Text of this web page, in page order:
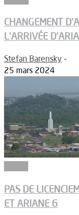
CHANGEMENT
L’ARRIVÉE
Stefan Barensky -
25 mars 2024
PAS DE
ET ARIANE 6